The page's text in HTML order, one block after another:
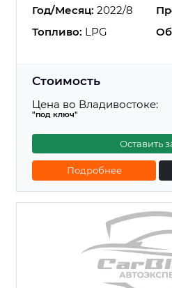
Год/Месяц: 2022/8
Топливо: LPG
Стоимость
Цена во Владивостоке:
"под ключ"
Оставить
Подробнее